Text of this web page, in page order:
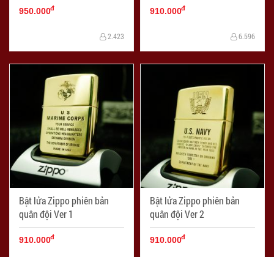
950.000đ
2.423
910.000đ
6.596
Bật lửa Zippo phiên bản
quân đội Ver 1
910.000đ
Bật lửa Zippo phiên bản
quân đội Ver 2
910.000đ